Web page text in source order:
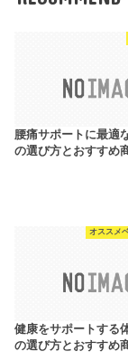
腰痛サポートに最適
の選び方とおすすめ
オススメ
健康をサポートする
の選び方とおすすめ